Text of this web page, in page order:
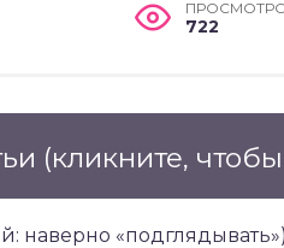
722
(кликните,
наверно